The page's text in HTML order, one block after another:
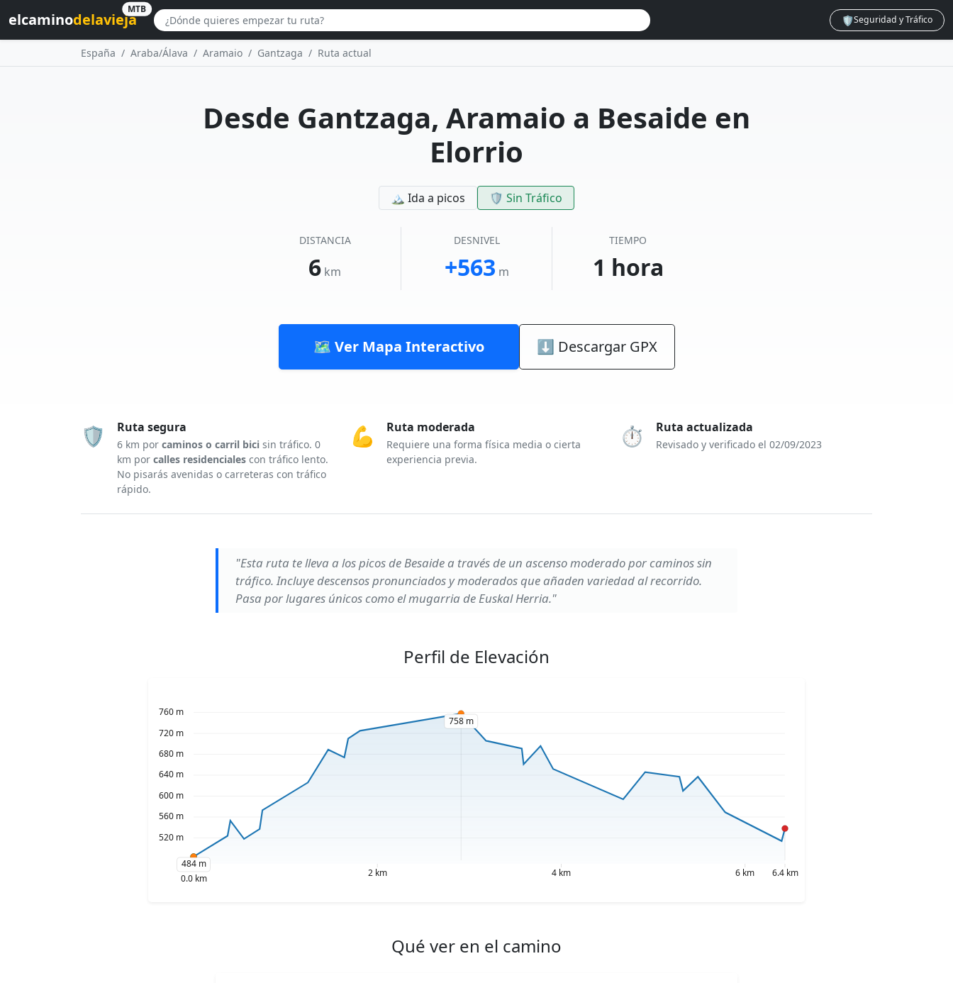
elcaminodelavieja
MTB
🛡️Seguridad y Tráfico
España Araba/Álava Aramaio Gantzaga Ruta actual
Desde Gantzaga, Aramaio a Besaide en
Elorrio
🏔 Ida a picos 🛡️ Sin Tráfico
DISTANCIA
6 km
DESNIVEL
+563 m
TIEMPO
1 hora
🗺️ Ver Mapa Interactivo ⬇ Descargar GPX
🛡️ Ruta segura
6 km por caminos o carril bici sin tráfico. 0
km por calles residenciales con tráfico lento.
No pisarás avenidas o carreteras con tráfico
rápido.
💪 Ruta moderada
Requiere una forma física media o cierta
experiencia previa.
⏱️ Ruta actualizada
Revisado y verificado el 02/09/2023
"Esta ruta te lleva a los picos de Besaide a través de un ascenso moderado por caminos sin
tráfico. Incluye descensos pronunciados y moderados que añaden variedad al recorrido.
Pasa por lugares únicos como el mugarria de Euskal Herria."
Perfil de Elevación
Qué ver en el camino